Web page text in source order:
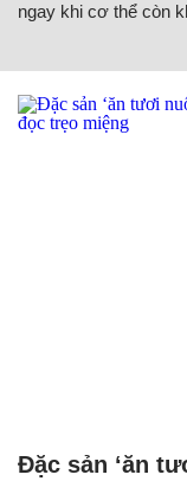
ngay khi cơ thể còn
Đặc sản ‘ăn